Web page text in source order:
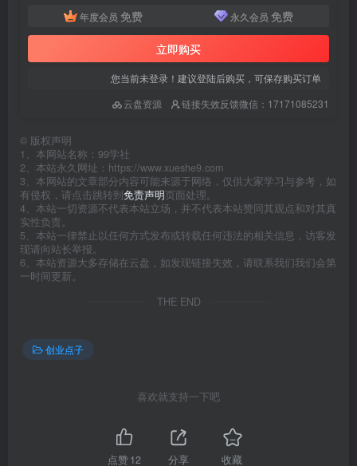
年度会员 免费 永久会员 免费
立即购买
您当前未登录！建议登陆后购买，可保存购买订单
云盘资源
链接失效反馈微信：17171085231
© 版权声明
1、本网站名称：99学社
2、本站永久网址：https://www.xueshe9.com
3、本网站的文章部分内容可能来源于网络，仅供大家学习与参考，如
有侵权，请点击跳转到免责声明页面处理。
4、本站一切资源不代表本站立场，并不代表本站赞同其观点和对其真
实性负责。
5、本站一律禁止以任何方式发布或转载任何违法的相关信息，访客发
现请向站长举报。
6、本站资源大多存储在云盘，如发现链接失效，请联系我们我们会第
一时间更新。
THE END
创业点子
喜欢就支持一下吧
点赞12 分享 收藏